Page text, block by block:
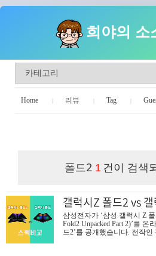
희야의 소
Home 리뷰 Tag
폴드2 1 건이 검색
갤럭시Z 폴드2 vs
삼성전자가 ‘삼성 갤럭시 Z
Fold2 Unpacked Part 2)’를
드2’를 공개했습니다. 전작